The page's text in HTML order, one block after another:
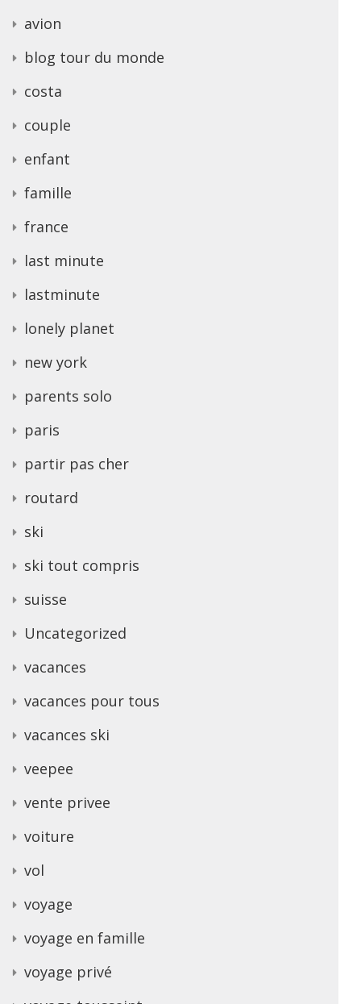
avion
blog tour du monde
costa
couple
enfant
famille
france
last minute
lastminute
lonely planet
new york
parents solo
paris
partir pas cher
routard
ski
ski tout compris
suisse
Uncategorized
vacances
vacances pour tous
vacances ski
veepee
vente privee
voiture
vol
voyage
voyage en famille
voyage privé